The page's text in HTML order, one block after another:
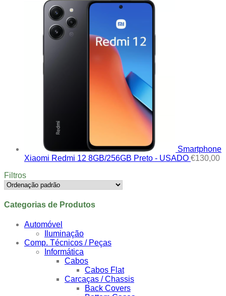
Smartphone
Xiaomi Redmi 12 8GB/256GB Preto - USADO €130,00
Filtros
Categorias de Produtos
Automóvel
Iluminação
Comp. Técnicos / Peças
Informática
Cabos
Cabos Flat
Carcaças / Chassis
Back Covers